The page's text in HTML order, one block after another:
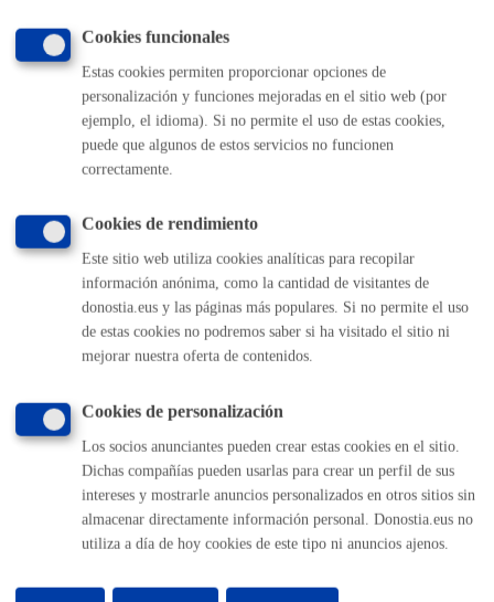
Comunícate con el Ayuntamiento de Donostia / San
Sebastián
(gratuito desde Donostia / San Sebastián)
(+34) 943 481 000
Informar de un error en la web
Enlaces útiles
Ofertas de empleo
Perfil del contratante
Mapas - GeoDonostia
Sala de prensa
Mapa web
Otras páginas web corporativas
Cookies funcionales
Estas cookies permiten proporcionar opciones de
personalización y funciones mejoradas en el sitio web (por
ejemplo, el idioma). Si no permite el uso de estas cookies,
puede que algunos de estos servicios no funcionen
correctamente.
Cookies de rendimiento
Este sitio web utiliza cookies analíticas para recopilar
información anónima, como la cantidad de visitantes de
donostia.eus y las páginas más populares. Si no permite el uso
de estas cookies no podremos saber si ha visitado el sitio ni
mejorar nuestra oferta de contenidos.
Cookies de personalización
Los socios anunciantes pueden crear estas cookies en el sitio.
Dichas compañías pueden usarlas para crear un perfil de sus
intereses y mostrarle anuncios personalizados en otros sitios sin
almacenar directamente información personal. Donostia.eus no
utiliza a día de hoy cookies de este tipo ni anuncios ajenos.